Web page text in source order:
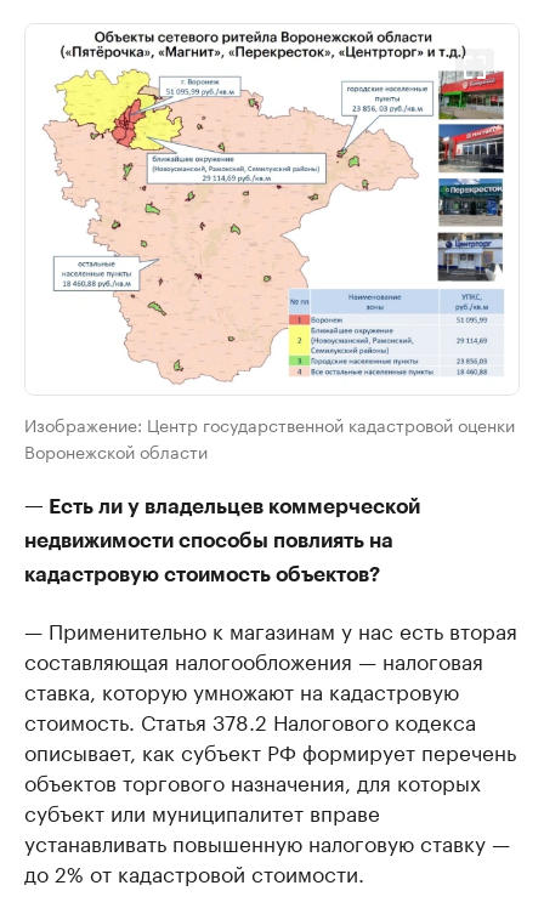
Изображение: Центр государственной кадастровой оценки
Воронежской области
— Есть ли у владельцев коммерческой
недвижимости способы повлиять на
кадастровую стоимость объектов?
— Применительно к магазинам у нас есть вторая
составляющая налогообложения — налоговая
ставка, которую умножают на кадастровую
стоимость. Статья 378.2 Налогового кодекса
описывает, как субъект РФ формирует перечень
объектов торгового назначения, для которых
субъект или муниципалитет вправе
устанавливать повышенную налоговую ставку —
до 2% от кадастровой стоимости.